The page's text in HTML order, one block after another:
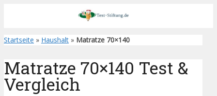
Startseite » Haushalt » Matratze 70×140
Matratze 70×140 Test &
Vergleich